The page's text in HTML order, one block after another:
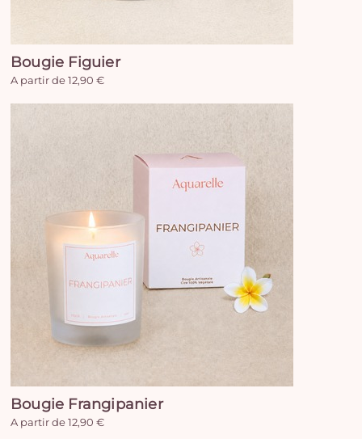
Bougie Figuier
A partir de 12,90 €
Bougie Frangipanier
A partir de 12,90 €